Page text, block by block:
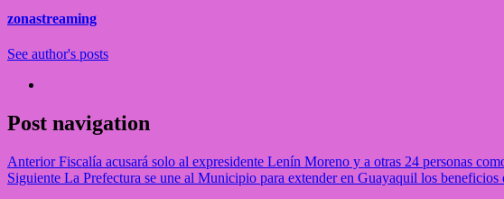
zonastreaming
See author's posts
Post navigation
AnteriorFiscalía acusará solo al expresidente Lenín Moreno y a otras 24 personas
Siguiente La Prefectura se une al Municipio para extender en Guayaquil los